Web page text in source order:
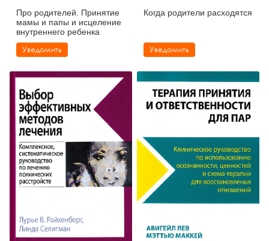
Про родителей. Принятие
мамы и папы и исцеление
внутреннего ребенка
Уведомить
Когда родители расходятся
Уведомить